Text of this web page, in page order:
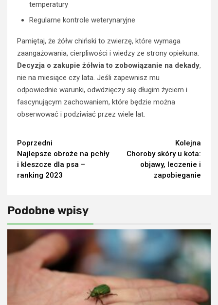
temperatury
Regularne kontrole weterynaryjne
Pamiętaj, że żółw chiński to zwierzę, które wymaga
zaangażowania, cierpliwości i wiedzy ze strony opiekuna.
Decyzja o zakupie żółwia to zobowiązanie na dekady,
nie na miesiące czy lata. Jeśli zapewnisz mu
odpowiednie warunki, odwdzięczy się długim życiem i
fascynującym zachowaniem, które będzie można
obserwować i podziwiać przez wiele lat.
Continue
Reading
Poprzedni
Najlepsze obroże na pchły
i kleszcze dla psa –
ranking 2023
Kolejna
Choroby skóry u kota:
objawy, leczenie i
zapobieganie
Podobne wpisy